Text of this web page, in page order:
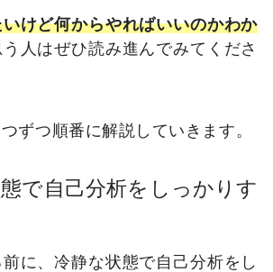
けど何からやればいいのかわか
人はぜひ読み進んでみてくださ
ずつ順番に解説していきます。
で自己分析をしっかりす
に、冷静な状態で自己分析をし